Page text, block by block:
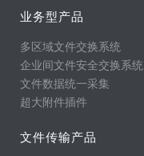
业务型产品
多区域文件交换系统
企业间文件安全交换系统
文件数据统一采集
超大附件插件
文件传输产品